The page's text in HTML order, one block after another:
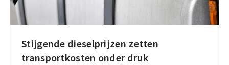
Stijgende dieselprijzen zetten
transportkosten onder druk
Stijgende
dieselprijzen